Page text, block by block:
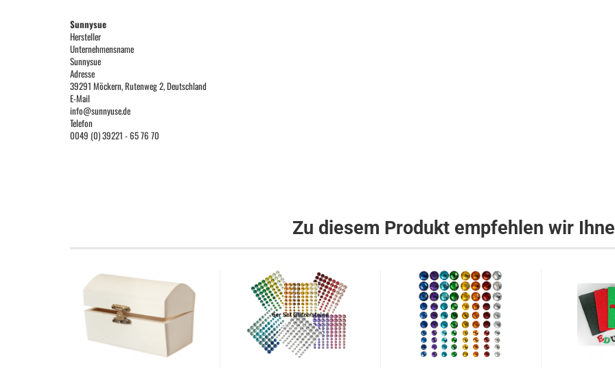
Sunnysue
Hersteller
Unternehmensname
Sunnysue
Adresse
39291 Möckern, Rutenweg 2, Deutschland
E-Mail
info@sunnyuse.de
Telefon
0049 (0) 39221 - 65 76 70
Zu diesem Produkt empfehlen wir